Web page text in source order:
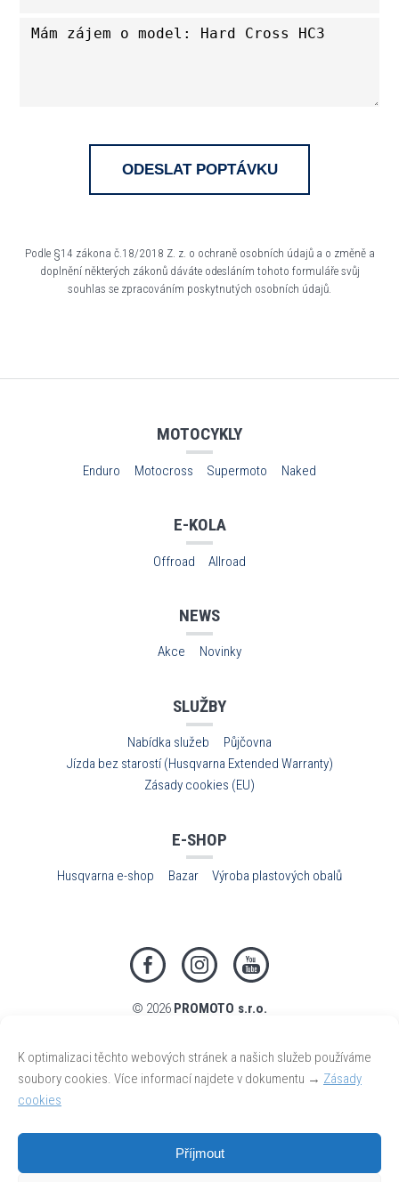
K optimalizaci těchto webových stránek a našich služeb používáme
soubory cookies. Více informací najdete v dokumentu → Zásady
cookies
Příjmout
ODESLAT POPTÁVKU
Podle §14 zákona č.18/2018 Z. z. o ochraně osobních údajů a o změně a
doplnění některých zákonů dáváte odesláním tohoto formuláře svůj
souhlas se zpracováním poskytnutých osobních údajů.
MOTOCYKLY
Enduro Motocross Supermoto Naked
E-KOLA
Offroad Allroad
NEWS
Akce Novinky
SLUŽBY
Nabídka služeb
Půjčovna
Jízda bez starostí (Husqvarna Extended Warranty)
Zásady cookies (EU)
E-SHOP
Husqvarna e-shop Bazar Výroba plastových obalů
Facebook Instagram
© 2026 PROMOTO s.r.o.